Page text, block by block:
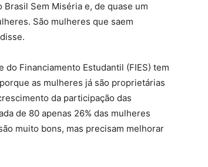
Sem Miséria e, de quase um
São mulheres que saem
do Financiamento Estudantil (FIES) tem
as mulheres já são proprietárias
da participação das
de 80 apenas 26% das mulheres
muito bons, mas precisam melhorar